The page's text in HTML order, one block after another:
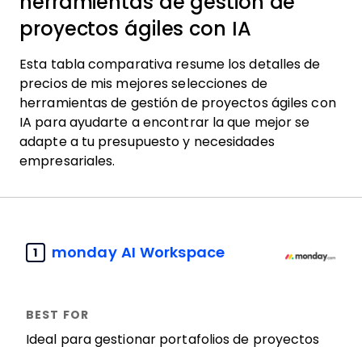
proyectos ágiles con IA
Esta tabla comparativa resume los detalles de
precios de mis mejores selecciones de
herramientas de gestión de proyectos ágiles con
IA para ayudarte a encontrar la que mejor se
adapte a tu presupuesto y necesidades
empresariales.
1 monday AI Workspace
Ideal para gestionar portafolios de proyectos